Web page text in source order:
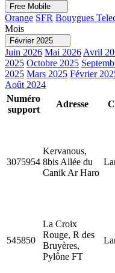
Free Mobile
Orange SFR Bouygues
Mois
Février 2025
Juin 2026 Mai 2026 Avril
2025 Octobre 2025
2025 Mars 2025 Février
Août 2024
Numéro
support
Adresse
3075954
Kervanous,
8bis Allée du
Canik Ar Haro
545850
La Croix
Rouge, R des
Bruyères,
Pylône FT